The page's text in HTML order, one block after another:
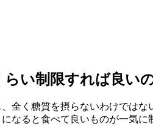
い制限すれば良い
、全く糖質を摂らないわけではな
なると食べて良いものが一気に